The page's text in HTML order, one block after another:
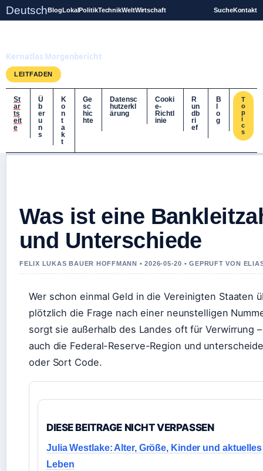
DeutschBlogLokalPolitikTechnikWeltWirtschaft SucheKontakt
Kernatlas Morgenbericht
LEITFADEN
St
ar
ts
eit
e
Ü
b
er
u
n
s
K
o
n
t
a
k
t
Ge
sc
hic
hte
Datensc
hutzerkl
ärung
Cooki
e-
Richtl
inie
R
un
db
ri
ef
B
o
g
T
o
p
i
c
s
Was ist eine
und Unterschiede
FELIX LUKAS BAUER HOFFMANN • 2026-05-20 • GEPRUFT VON
Wer schon einmal Geld in die Vereinigten
plötzlich die Frage nach einer neunstelligen
sorgt sie außerhalb des Landes oft für Verwirrung
auch die Federal-Reserve-Region und
oder Sort Code.
DIESE BEITRAGE NICHT VERPASSEN
Julia Westlake: Alter, Größe, Kinder und aktuelles
Leben